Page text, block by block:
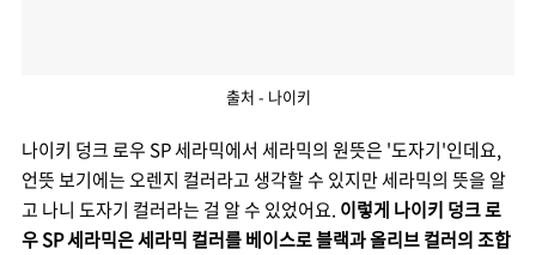
출처 - 나이키
나이키 덩크 로우 SP 세라믹에서 세라믹의 원뜻은 '도자기'인데요,
언뜻 보기에는 오렌지 컬러라고 생각할 수 있지만 세라믹의 뜻을 알
고 나니 도자기 컬러라는 걸 알 수 있었어요. 이렇게 나이키 덩크 로
우 SP 세라믹은 세라믹 컬러를 베이스로 블랙과 올리브 컬러의 조합